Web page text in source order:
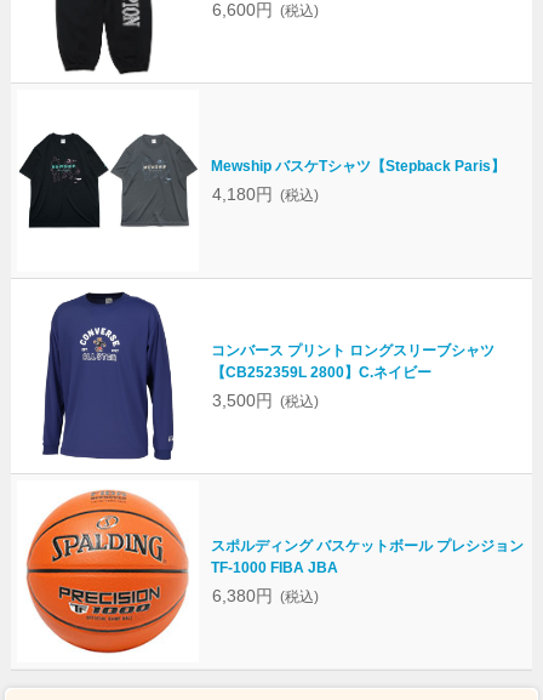
6,600円 (税込)
Mewship バスケTシャツ【Stepback Paris】
4,180円 (税込)
コンバース プリント ロングスリーブシャツ
【CB252359L 2800】C.ネイビー
3,500円 (税込)
スポルディング バスケットボール プレシジョン
TF-1000 FIBA JBA
6,380円 (税込)